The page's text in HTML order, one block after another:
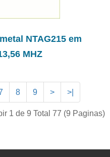
NTAG215 em
MHZ
8 9 > >|
1 de 9 Total 77 (9 Paginas)